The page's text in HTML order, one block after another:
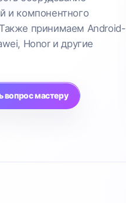
и компонентного
принимаем Android-
Honor и другие
вопрос мастеру